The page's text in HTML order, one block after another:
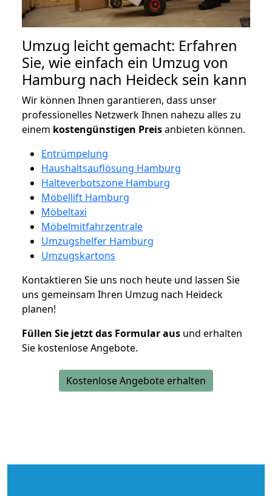
Umzug leicht gemacht: Erfahren
Sie, wie einfach ein Umzug von
Hamburg nach Heideck sein kann
Wir können Ihnen garantieren, dass unser
professionelles Netzwerk Ihnen nahezu alles zu
einem kostengünstigen Preisanbieten können.
Entrümpelung
Haushaltsauflösung Hamburg
Halteverbotszone Hamburg
Möbellift Hamburg
Möbeltaxi
Möbelmitfahrzentrale
Umzugshelfer Hamburg
Umzugskartons
Kontaktieren Sie uns noch heute und lassen Sie
uns gemeinsam Ihren Umzug nach Heideck
planen!
Füllen Sie jetzt das Formular aus und erhalten
Sie kostenlose Angebote.
Kostenlose Angebote erhalten